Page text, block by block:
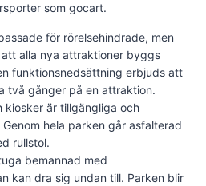
som gocart.
för rörelsehindrade, men
alla nya attraktioner byggs
funktionsnedsättning erbjuds att
två gånger på en attraktion.
kiosker är tillgängliga och
hela parken går asfalterad
rullstol.
bemannad med
kan dra sig undan till. Parken blir